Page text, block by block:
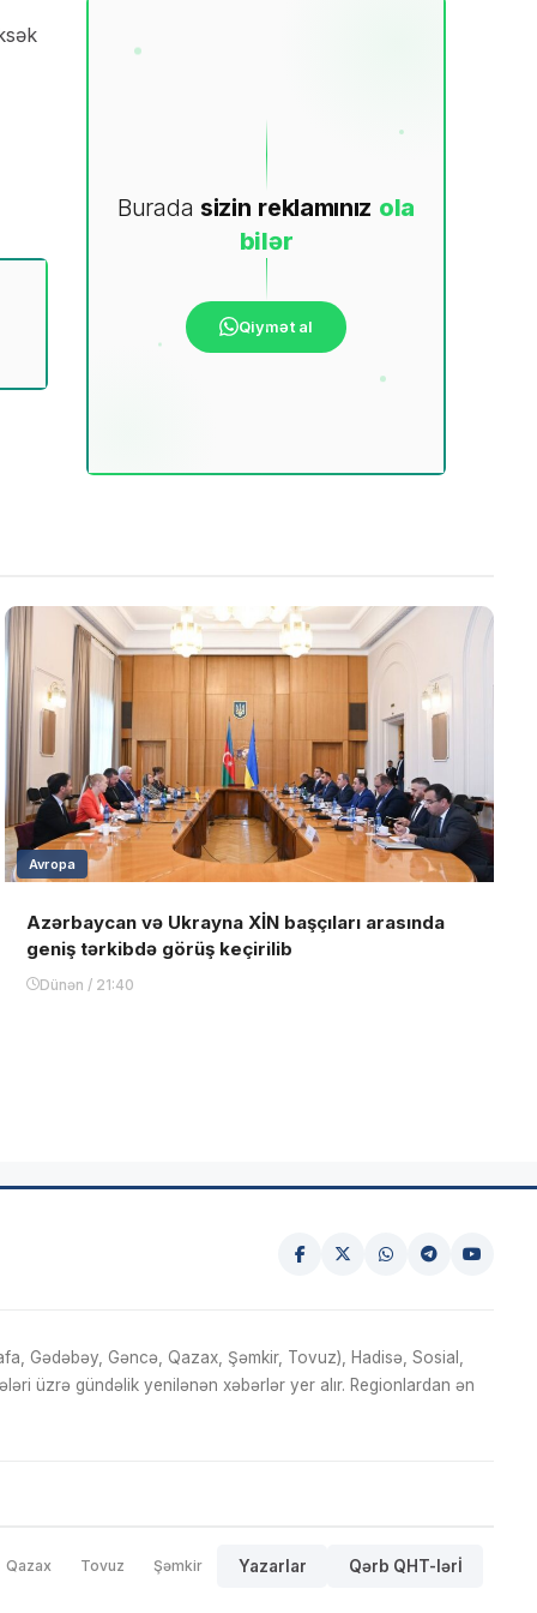
Burada sizin reklamınız ola
bilər
Qiymət al
Avropa
Azərbaycan və Ukrayna XİN başçıları arasında
geniş tərkibdə görüş keçirilib
Dünən / 21:40
Gədəbəy, Gəncə, Qazax, Şəmkir, Tovuz), Hadisə, Sosial,
üzrə gündəlik yenilənən xəbərlər yer alır. Regionlardan ən
Qazax Tovuz Şəmkir Yazarlar Qərb QHT-lərİ